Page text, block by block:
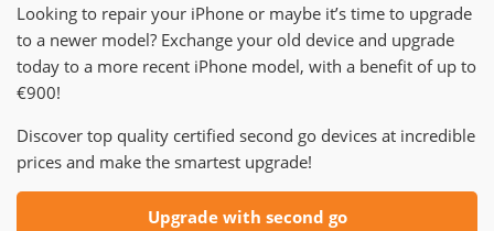
Looking to repair your iPhone or maybe it’s time to upgrade
to a newer model? Exchange your old device and upgrade
today to a more recent iPhone model, with a benefit of up to
€900!
Discover top quality certified second go devices at incredible
prices and make the smartest upgrade!
Upgrade with second go